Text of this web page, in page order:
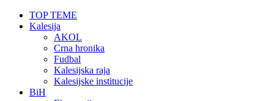
TOP TEME
Kalesija
AKOL
Crna hronika
Fudbal
Kalesijska raja
Kalesijske institucije
BiH